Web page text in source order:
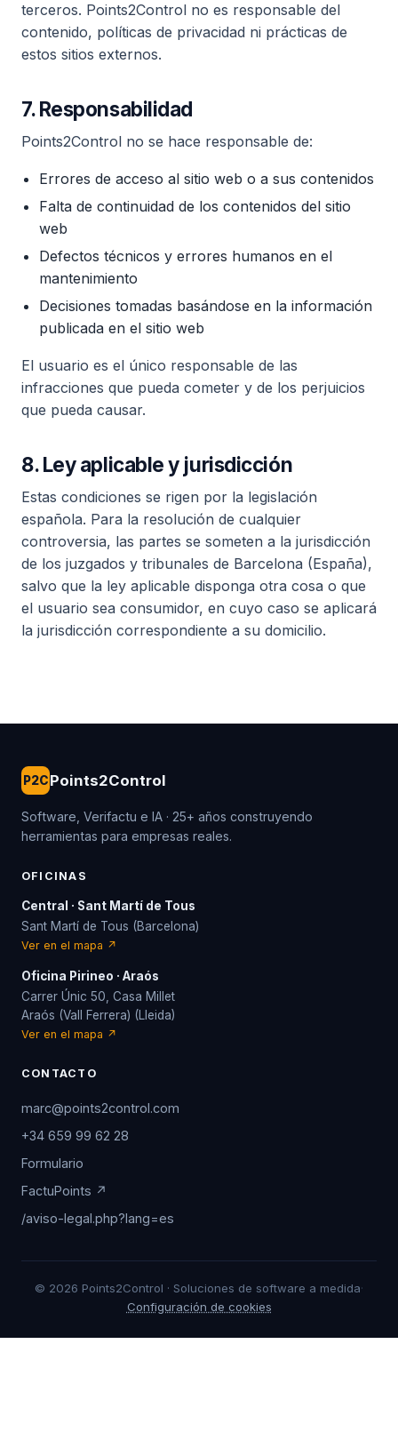
terceros. Points2Control no es responsable del
contenido, políticas de privacidad ni prácticas de
estos sitios externos.
7. Responsabilidad
Points2Control no se hace responsable de:
Errores de acceso al sitio web o a sus contenidos
Falta de continuidad de los contenidos del sitio
web
Defectos técnicos y errores humanos en el
mantenimiento
Decisiones tomadas basándose en la información
publicada en el sitio web
El usuario es el único responsable de las
infracciones que pueda cometer y de los perjuicios
que pueda causar.
8. Ley aplicable y jurisdicción
Estas condiciones se rigen por la legislación
española. Para la resolución de cualquier
controversia, las partes se someten a la jurisdicción
de los juzgados y tribunales de Barcelona (España),
salvo que la ley aplicable disponga otra cosa o que
el usuario sea consumidor, en cuyo caso se aplicará
la jurisdicción correspondiente a su domicilio.
P2CPoints2Control
Software, Verifactu e IA · 25+ años construyendo
herramientas para empresas reales.
OFICINAS
Central · Sant Martí de Tous
Sant Martí de Tous (Barcelona)
Ver en el mapa ↗
Oficina Pirineo · Araós
Carrer Únic 50, Casa Millet
Araós (Vall Ferrera) (Lleida)
Ver en el mapa ↗
CONTACTO
marc@points2control.com
+34 659 99 62 28
Formulario
FactuPoints ↗
/aviso-legal.php?lang=es
© 2026 Points2Control · Soluciones de software a medida·
Configuración de cookies